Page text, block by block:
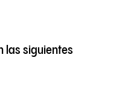
las siguientes